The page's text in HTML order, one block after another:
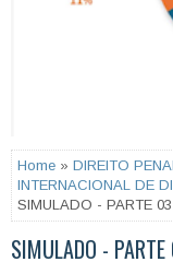
Home » DIREITO PENAL
INTERNACIONAL DE
SIMULADO - PARTE
SIMULADO -